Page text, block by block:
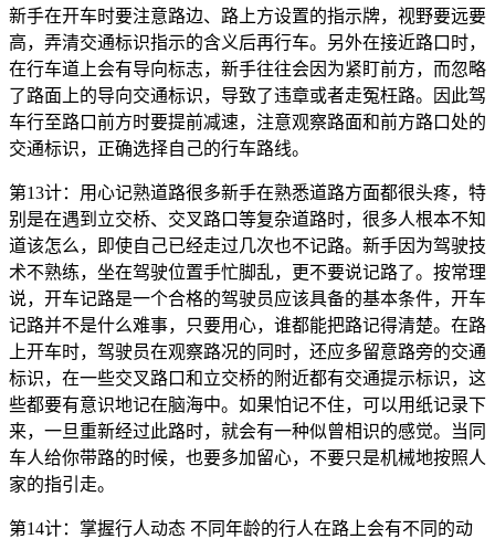
新手在开车时要注意路边、路上方设置的指示牌，视野要远要
高，弄清交通标识指示的含义后再行车。另外在接近路口时，
在行车道上会有导向标志，新手往往会因为紧盯前方，而忽略
了路面上的导向交通标识，导致了违章或者走冤枉路。因此驾
车行至路口前方时要提前减速，注意观察路面和前方路口处的
交通标识，正确选择自己的行车路线。
第13计：用心记熟道路很多新手在熟悉道路方面都很头疼，特
别是在遇到立交桥、交叉路口等复杂道路时，很多人根本不知
道该怎么，即使自己已经走过几次也不记路。新手因为驾驶技
术不熟练，坐在驾驶位置手忙脚乱，更不要说记路了。按常理
说，开车记路是一个合格的驾驶员应该具备的基本条件，开车
记路并不是什么难事，只要用心，谁都能把路记得清楚。在路
上开车时，驾驶员在观察路况的同时，还应多留意路旁的交通
标识，在一些交叉路口和立交桥的附近都有交通提示标识，这
些都要有意识地记在脑海中。如果怕记不住，可以用纸记录下
来，一旦重新经过此路时，就会有一种似曾相识的感觉。当同
车人给你带路的时候，也要多加留心，不要只是机械地按照人
家的指引走。
第14计：掌握行人动态 不同年龄的行人在路上会有不同的动